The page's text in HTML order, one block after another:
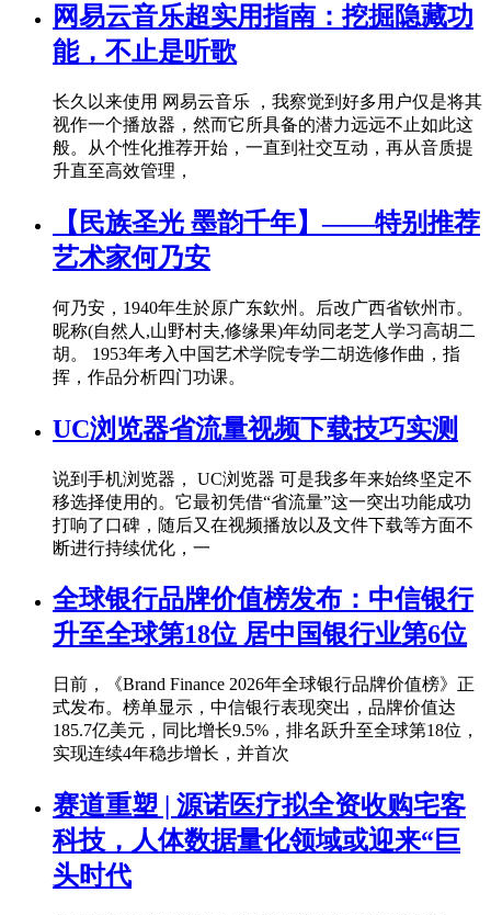
网易云音乐超实用指南：挖掘隐藏功
能，不止是听歌
长久以来使用 网易云音乐 ，我察觉到好多用户仅是将其
视作一个播放器，然而它所具备的潜力远远不止如此这
般。从个性化推荐开始，一直到社交互动，再从音质提
升直至高效管理，
【民族圣光 墨韵千年】——特别推荐
艺术家何乃安
何乃安，1940年生於原广东欽州。后改广西省钦州市。
昵称(自然人,山野村夫,修缘果)年幼同老芝人学习高胡二
胡。 1953年考入中国艺术学院专学二胡选修作曲，指
挥，作品分析四门功课。
UC浏览器省流量视频下载技巧实测
说到手机浏览器， UC浏览器 可是我多年来始终坚定不
移选择使用的。它最初凭借“省流量”这一突出功能成功
打响了口碑，随后又在视频播放以及文件下载等方面不
断进行持续优化，一
全球银行品牌价值榜发布：中信银行
升至全球第18位 居中国银行业第6位
日前，《Brand Finance 2026年全球银行品牌价值榜》正
式发布。榜单显示，中信银行表现突出，品牌价值达
185.7亿美元，同比增长9.5%，排名跃升至全球第18位，
实现连续4年稳步增长，并首次
赛道重塑 | 源诺医疗拟全资收购宅客
科技，人体数据量化领域或迎来“巨
头时代